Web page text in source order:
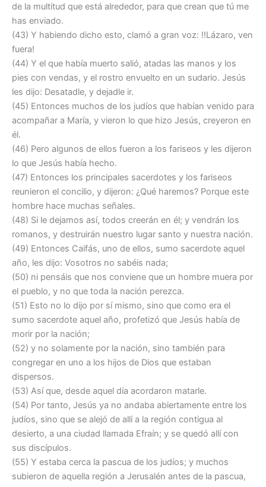
de la multitud que está alrededor, para que crean que tú me
has enviado.
(43) Y habiendo dicho esto, clamó a gran voz: !!Lázaro, ven
fuera!
(44) Y el que había muerto salió, atadas las manos y los
pies con vendas, y el rostro envuelto en un sudario. Jesús
les dijo: Desatadle, y dejadle ir.
(45) Entonces muchos de los judíos que habían venido para
acompañar a María, y vieron lo que hizo Jesús, creyeron en
él.
(46) Pero algunos de ellos fueron a los fariseos y les dijeron
lo que Jesús había hecho.
(47) Entonces los principales sacerdotes y los fariseos
reunieron el concilio, y dijeron: ¿Qué haremos? Porque este
hombre hace muchas señales.
(48) Si le dejamos así, todos creerán en él; y vendrán los
romanos, y destruirán nuestro lugar santo y nuestra nación.
(49) Entonces Caifás, uno de ellos, sumo sacerdote aquel
año, les dijo: Vosotros no sabéis nada;
(50) ni pensáis que nos conviene que un hombre muera por
el pueblo, y no que toda la nación perezca.
(51) Esto no lo dijo por sí mismo, sino que como era el
sumo sacerdote aquel año, profetizó que Jesús había de
morir por la nación;
(52) y no solamente por la nación, sino también para
congregar en uno a los hijos de Dios que estaban
dispersos.
(53) Así que, desde aquel día acordaron matarle.
(54) Por tanto, Jesús ya no andaba abiertamente entre los
judíos, sino que se alejó de allí a la región contigua al
desierto, a una ciudad llamada Efraín; y se quedó allí con
sus discípulos.
(55) Y estaba cerca la pascua de los judíos; y muchos
subieron de aquella región a Jerusalén antes de la pascua,